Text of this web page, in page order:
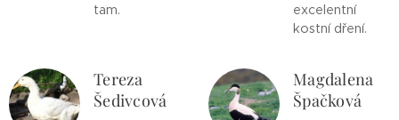
tam.
excelentní
kostní dření.
Tereza
Šedivcová
Magdalena
Špačková